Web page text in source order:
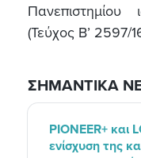
(Τεύχος B’ 2597/
ΣΗΜΑΝΤΙΚΑ
PIONEER+ και
ενίσχυση της